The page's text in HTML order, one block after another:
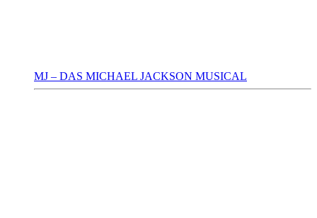
MJ – DAS MICHAEL JACKSON MUSICAL